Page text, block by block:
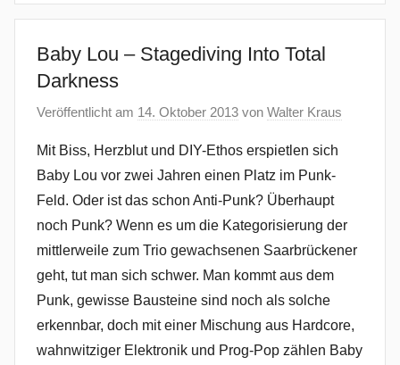
Baby Lou – Stagediving Into Total
Darkness
Veröffentlicht am 14. Oktober 2013 von Walter Kraus
Mit Biss, Herzblut und DIY-Ethos erspietlen sich
Baby Lou vor zwei Jahren einen Platz im Punk-
Feld. Oder ist das schon Anti-Punk? Überhaupt
noch Punk? Wenn es um die Kategorisierung der
mittlerweile zum Trio gewachsenen Saarbrückener
geht, tut man sich schwer. Man kommt aus dem
Punk, gewisse Bausteine sind noch als solche
erkennbar, doch mit einer Mischung aus Hardcore,
wahnwitziger Elektronik und Prog-Pop zählen Baby